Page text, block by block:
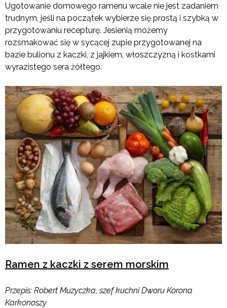
Ugotowanie domowego ramenu wcale nie jest zadaniem
trudnym, jeśli na początek wybierze się prostą i szybką w
przygotowaniu recepturę. Jesienią możemy
rozsmakować się w sycącej zupie przygotowanej na
bazie bulionu z kaczki, z jajkiem, włoszczyzną i kostkami
wyrazistego sera żółtego.
Ramen z kaczki z serem morskim
Przepis: Robert Muzyczka, szef kuchni Dworu Korona
Karkonoszy